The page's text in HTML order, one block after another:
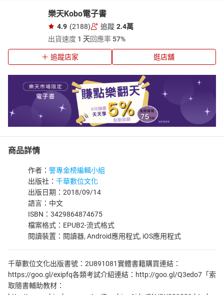
樂天Kobo電子書
4.9 (2188) 追蹤 2.4萬
出貨速度 1 天回應率57%
追蹤店家 逛店舖
商品詳情
作者： 警專金榜編輯小組
出版社： 千華數位文化
出版日期：2018/09/14
語言：中文
ISBN：3429864874675
檔案格式：EPUB2-流式格式
閱讀裝置：閱讀器, Android應用程式, iOS應用程式
千華數位文化出版書號：2U891081實體書籍購買連結：
https://goo.gl/exipfq各類考試介紹連結：http://goo.gl/Q3edo7「索
取隨書輔助教材：